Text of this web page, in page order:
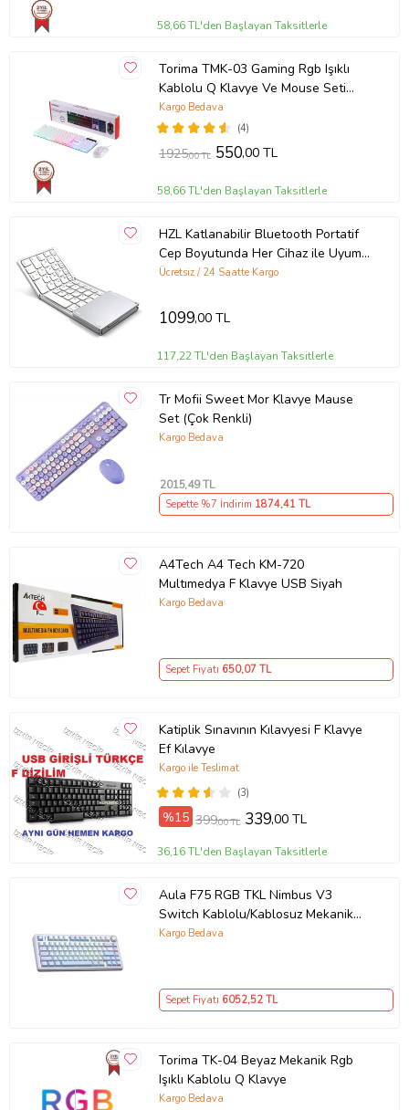
58,66 TL'den Başlayan Taksitlerle
Torima TMK-03 Gaming Rgb Işıklı
Kablolu Q Klavye Ve Mouse Seti
Beyaz
(4)
Kargo Bedava
1925,00 TL 550,00 TL
58,66 TL'den Başlayan Taksitlerle
HZL Katlanabilir Bluetooth Portatif
Cep Boyutunda Her Cihaz ile Uyumlu
Kompakt Klavye
Ücretsiz / 24 Saatte Kargo
1099,00 TL
117,22 TL'den Başlayan Taksitlerle
Tr Mofii Sweet Mor Klavye Mause
Set (Çok Renkli)
Kargo Bedava
2015,49 TL
Sepette %7 İndirim 1874,41 TL
A4Tech A4 Tech KM-720
Multımedya F Klavye USB Siyah
Kargo Bedava
Sepet Fiyatı 650,07 TL
Katiplik Sınavının Kılavyesi F Klavye
Ef Kılavye
(3)
Kargo ile Teslimat
%15 399,00 TL 339,00 TL
36,16 TL'den Başlayan Taksitlerle
Aula F75 RGB TKL Nimbus V3
Switch Kablolu/Kablosuz Mekanik
Oyuncu Klavyesi
Kargo Bedava
Sepet Fiyatı 6052,52 TL
Torima TK-04 Beyaz Mekanik Rgb
Işıklı Kablolu Q Klavye
Kargo Bedava